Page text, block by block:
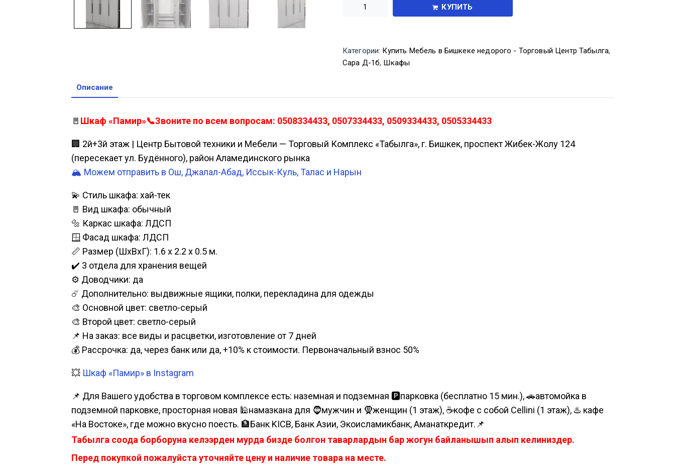
КУПИТЬ
Категории: Купить Мебель в Бишкеке недорого - Торговый Центр Табылга,
Сара Д-1б, Шкафы
Описание
🚪 Шкаф «Памир»📞Звоните по всем вопросам: 0508334433, 0507334433, 0509334433, 0505334433
🏢 2й+3й этаж | Центр Бытовой техники и Мебели — Торговый Комплекс «Табылга», г. Бишкек, проспект Жибек-Жолу 124
(пересекает ул. Будённого), район Аламединского рынка
🏔️ Можем отправить в Ош, Джалал-Абад, Иссык-Куль, Талас и Нарын
💫 Стиль шкафа: хай-тек
🚪 Вид шкафа: обычный
🔩 Каркас шкафа: ЛДСП
🪟 Фасад шкафа: ЛДСП
📏 Размер (ШхВхГ): 1.6 х 2.2 х 0.5 м.
✔️ 3 отдела для хранения вещей
⚙️ Доводчики: да
☄️ Дополнительно: выдвижные ящики, полки, перекладина для одежды
🎨 Основной цвет: светло-серый
🎨 Второй цвет: светло-серый
📌 На заказ: все виды и расцветки, изготовление от 7 дней
💰 Рассрочка: да, через банк или да, +10% к стоимости. Первоначальный взнос 50%
💥 Шкаф «Памир» в Instagram
📌 Для Вашего удобства в торговом комплексе есть: наземная и подземная 🅿парковка (бесплатно 15 мин.), 🚗автомойка в
подземной парковке, просторная новая 🕌намазкана для 🧔мужчин и 🧕женщин (1 этаж), ☕кофе с собой Cellini (1 этаж), ♨️ кафе
«На Востоке», где можно вкусно поесть. 🏦Банк KICB, Банк Азии, Экоисламикбанк, Аманаткредит.📌
Табылга соода борборуна келээрден мурда бизде болгон таварлардын бар жогун байланышып алып келиниздер.
Перед покупкой пожалуйста уточняйте цену и наличие товара на месте.